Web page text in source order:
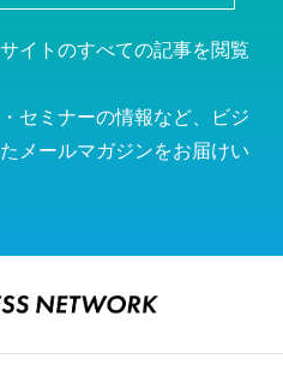
イトのすべての記事を閲覧
セミナーの情報など、ビジ
メールマガジンをお届けい